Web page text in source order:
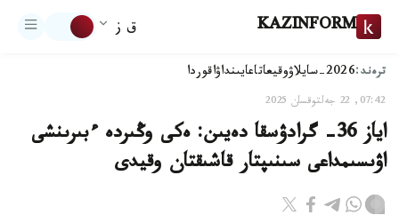
KAZINFORM ق ز
ترەند:2026-سايلاۋ وقيعاتاعايىنداۋاقوردا
07:42, 22 جەلتوقسان 2025
اياز 36- گرادۋسقا دەيىن: ەكى وڭىردە ءبىرىنشى
اۋىسىمداعى سىنىپتار قاشىقتان وقيدى